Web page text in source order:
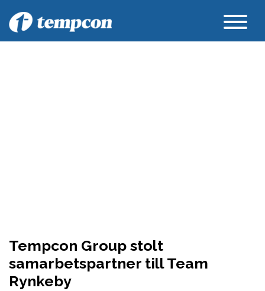
Tempcon Group stolt
samarbetspartner till Team
Rynkeby